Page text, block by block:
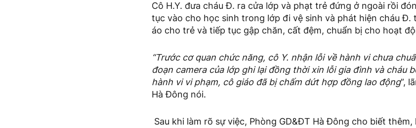
Cô H.Y. đưa cháu Đ. ra cửa lớp và phạt trẻ đứng ở ngoài rồi
tục vào cho học sinh trong lớp đi vệ sinh và phát hiện cháu Đ.
áo cho trẻ và tiếp tục gập chăn, cất đệm, chuẩn bị cho hoạt
“Trước cơ quan chức năng, cô Y. nhận lỗi về hành vi chưa
đoạn camera của lớp ghi lại đồng thời xin lỗi gia đình và cháu
hành vi vi phạm, cô giáo đã bị chấm dứt hợp đồng lao động”,
Hà Đông nói.
Sau khi làm rõ sự việc, Phòng GD&ĐT Hà Đông cho biết